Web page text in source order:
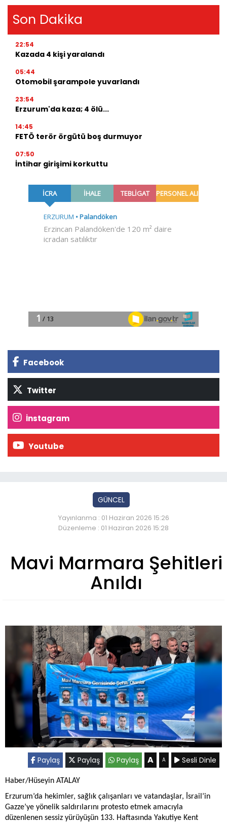
Son Dakika
22:54
Kazada 4 kişi yaralandı
05:44
Otomobil şarampole yuvarlandı
23:54
Erzurum'da kaza; 4 ölü...
14:45
FETÖ terör örgütü boş durmuyor
07:50
İntihar girişimi korkuttu
Facebook
Twitter
İnstagram
Youtube
GÜNCEL
Yayınlanma : 01 Haziran 2026 15:26
Düzenleme : 01 Haziran 2026 15:28
Mavi Marmara Şehitleri
Anıldı
Paylaş Paylaş Paylaş A A Sesli Dinle
Haber/Hüseyin ATALAY
Erzurum’da hekimler, sağlık çalışanları ve vatandaşlar, İsrail’in
Gazze’ye yönelik saldırılarını protesto etmek amacıyla
düzenlenen sessiz yürüyüşün 133. Haftasında Yakutiye Kent